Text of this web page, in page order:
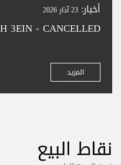
أخبار: 23 آذار 2026
3EIN - CANCELLED
المزيد
نقاط البيع